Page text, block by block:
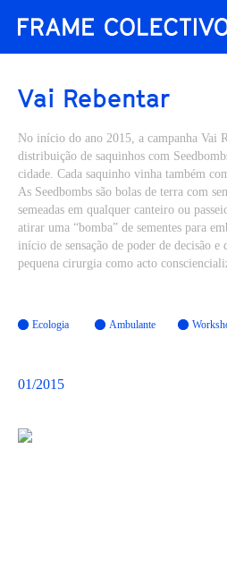
Vai Rebentar
No início do ano 2015, a campanha Vai
distribuição de saquinhos com
cidade. Cada saquinho vinha também
As Seedbombs são bolas de terra com
semeadas em qualquer canteiro ou
atirar uma “bomba” de sementes para
início de sensação de poder de decisão
pequena cirurgia como acto
Ecologia Ambulante
01/2015